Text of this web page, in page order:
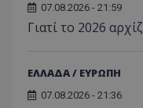
07.08.2026 - 21:59
Γιατί το 2026
ΕΛΛΑΔΑ / ΕΥΡΩΠΗ
07.08.2026 - 21:36